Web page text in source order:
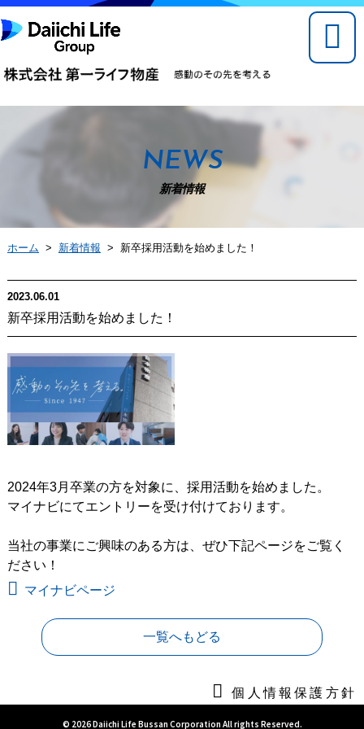
NEWS
新着情報
ホーム > 新着情報 > 新卒採用活動を始めました！
2023.06.01
新卒採用活動を始めました！
2024年3月卒業の方を対象に、採用活動を始めました。
マイナビにてエントリーを受け付けております。
当社の事業にご興味のある方は、ぜひ下記ページをご覧く
ださい！
マイナビページ
一覧へもどる
個人情報保護方針
© 2026 Daiichi Life Bussan Corporation All rights Reserved.